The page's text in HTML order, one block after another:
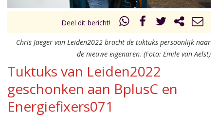
Deel dit bericht!
Chris Jaeger van Leiden2022 bracht de tuktuks persoonlijk naar
de nieuwe eigenaren. (Foto: Emile van Aelst)
Tuktuks van Leiden2022
geschonken aan BplusC en
Energiefixers071